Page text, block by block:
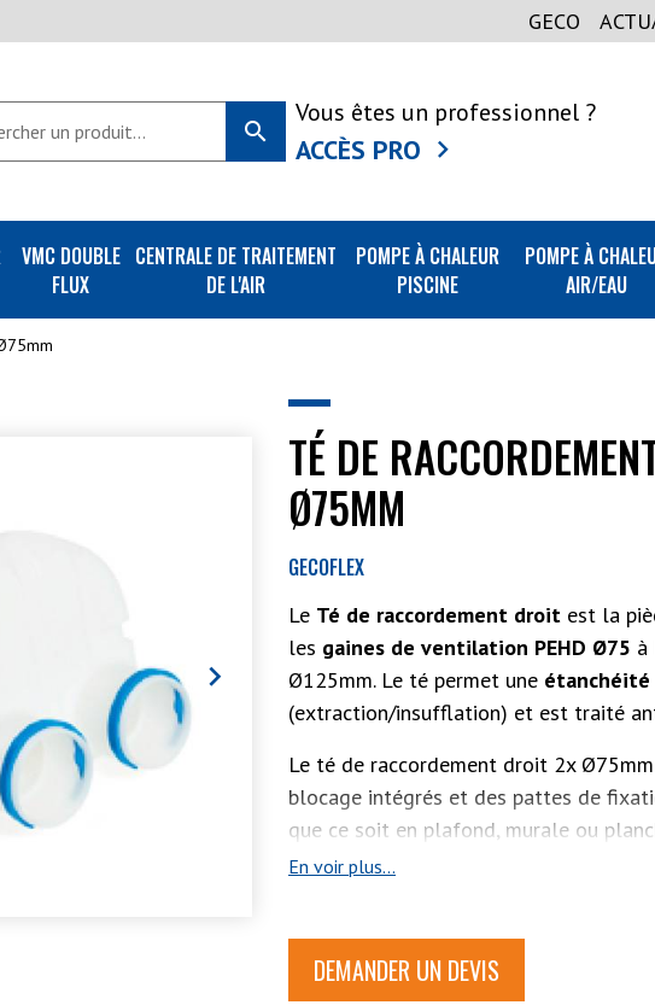
GECO
search
Vous êtes un professionnel ?
ACCÈS PRO
VMC DOUBLE
FLUX
CENTRALE DE TRAITEMENT
DE L'AIR
POMPE À CHALEUR
PISCINE
POMPE À
AIR/EAU

TÉ DE
Ø75MM
GECOFLEX
Le Té de raccordement droit est la
les gaines de ventilation PEHD Ø75 à
Ø125mm. Le té permet une
(extraction/insufflation) et est traité
Le té de raccordement droit 2x
blocage intégrés et des pattes de
que ce soit en plafond, murale ou
En voir plus...
DEMANDER UN DEVIS